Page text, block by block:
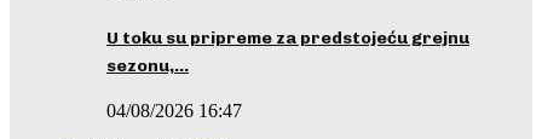
U toku su pripreme za predstojeću grejnu
sezonu,…
04/08/2026 16:47